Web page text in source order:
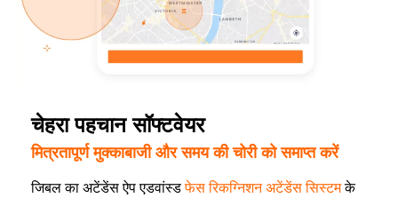
चेहरा पहचान सॉफ्टवेयर
मित्रतापूर्ण मुक्काबाजी और समय की चोरी को समाप्त करें
जिबल का अटेंडेंस ऐप एडवांस्डफेस रिकग्निशन अटेंडेंस सिस्टमके